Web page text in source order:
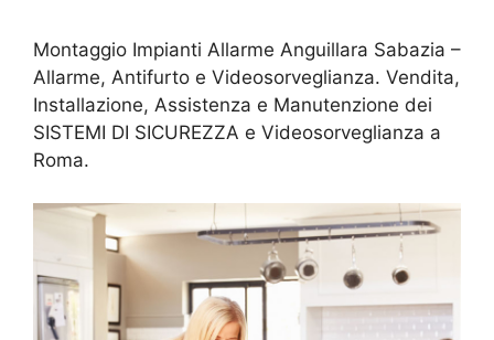
Montaggio Impianti Allarme Anguillara Sabazia –
Allarme, Antifurto e Videosorveglianza. Vendita,
Installazione, Assistenza e Manutenzione dei
SISTEMI DI SICUREZZA e Videosorveglianza a
Roma.